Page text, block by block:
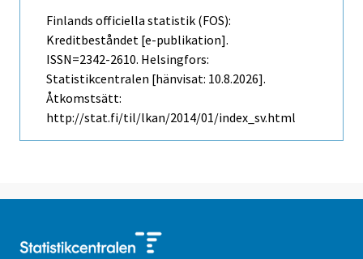
Finlands officiella statistik (FOS):
Kreditbeståndet [e-publikation].
ISSN=2342-2610. Helsingfors:
Statistikcentralen [hänvisat: 10.8.2026].
Åtkomstsätt:
http://stat.fi/til/lkan/2014/01/index_sv.html